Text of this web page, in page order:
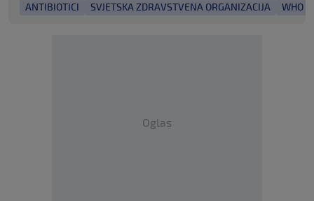
ANTIBIOTICI SVJETSKA ZDRAVSTVENA ORGANIZACIJA WHO
Oglas